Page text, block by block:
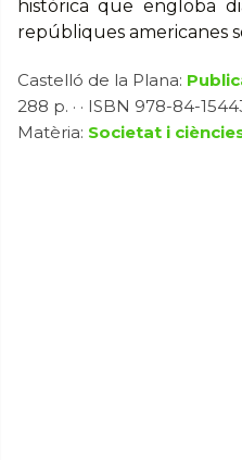
històrica que engloba
repúbliques americanes
Castelló de la Plana:
288 p. · · ISBN 978-84-
Matèria: Societat i